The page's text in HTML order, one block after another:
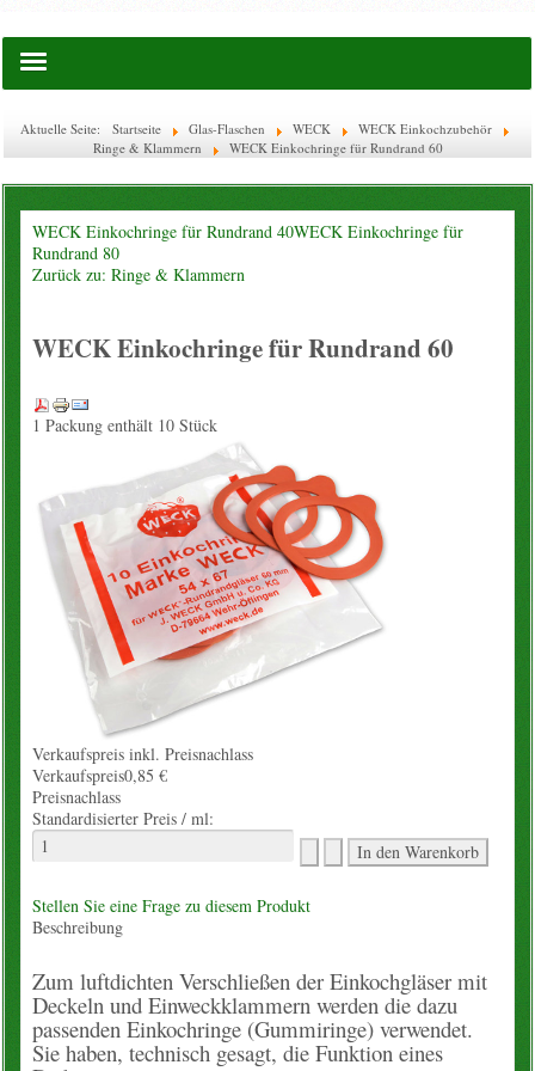
Startseite
Lies doch mal ...
EM-Waschkugel
Flaschen & Boxen
Glas-Flaschen
Ätherische Öle
Konto
Warenkorb
Über uns
Neues vom Hof
unsere Angebote
Wissenslexikon
EM-Info
Rezepte
Kontakt
Aktuelle Seite: Startseite Glas-Flaschen WECK
WECK Einkochzubehör
Ringe & Klammern
WECK Einkochringe für Rundrand 60
WECK Einkochringe für Rundrand 40WECK Einkochringe für
Rundrand 80
Zurück zu: Ringe & Klammern
WECK Einkochringe für Rundrand 60
1 Packung enthält 10 Stück
Verkaufspreis inkl. Preisnachlass
Verkaufspreis0,85 €
Preisnachlass
Standardisierter Preis / ml:
Stellen Sie eine Frage zu diesem Produkt
Beschreibung
Zum luftdichten Verschließen der Einkochgläser mit
Deckeln und Einweckklammern werden die dazu
passenden Einkochringe (Gummiringe) verwendet.
Sie haben, technisch gesagt, die Funktion eines